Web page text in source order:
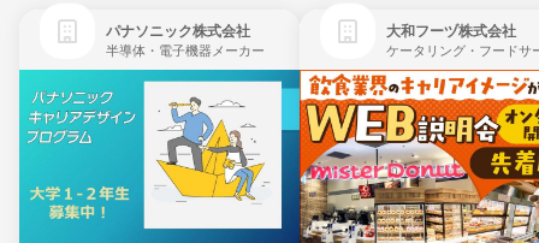
パナソニック株式会社
半導体・電子機器メーカー
大和フーヅ株式会社